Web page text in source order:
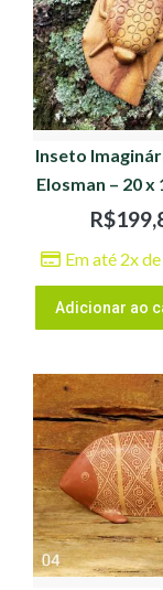
Inseto
Elosman – 20 x
R$
Em até 2x de
Adicionar ao